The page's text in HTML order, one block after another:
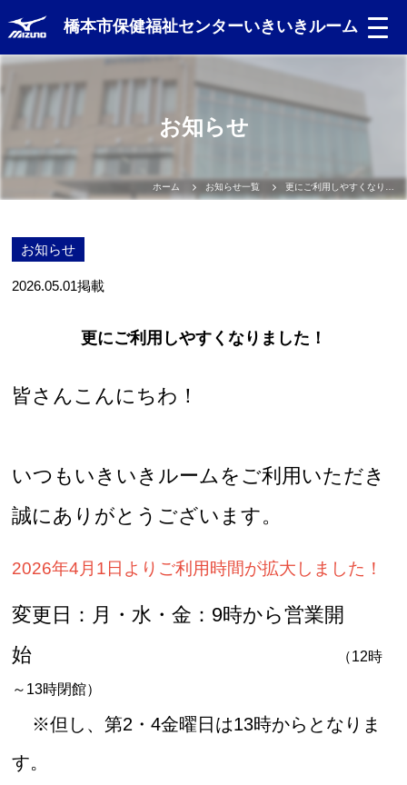
橋本市保健福祉センターいきいきルーム
お知らせ
ホーム お知らせ一覧
お知らせ
2026.05.01掲載
更にご利用しやすくなりました！
皆さんこんにちわ！
いつもいきいきルームをご利用いただき
誠にありがとうございます。
2026年4月1日よりご利用時間が拡大しました！
変更日：月・水・金：9時から営業開
始 （12時
～13時閉館）
※但し、第2・4金曜日は13時からとなりま
す。